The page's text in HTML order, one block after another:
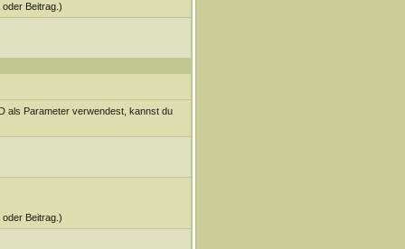
Beitrag.)
als Parameter verwendest, kannst du
Beitrag.)